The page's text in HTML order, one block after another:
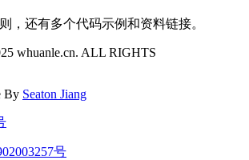
，还有多个代码示例和资料链接。
whuanle.cn. ALL RIGHTS
By Seaton Jiang
号